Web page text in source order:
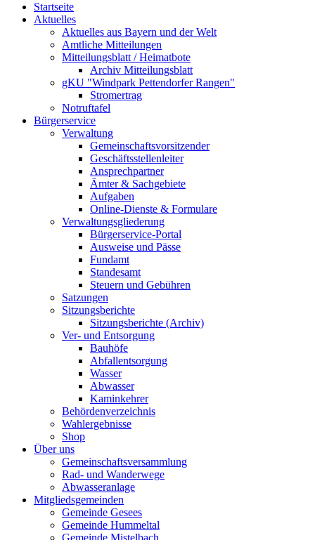
Startseite
Aktuelles
Aktuelles aus Bayern und der Welt
Amtliche Mitteilungen
Mitteilungsblatt / Heimatbote
Archiv Mitteilungsblatt
gKU "Windpark Pettendorfer Rangen"
Stromertrag
Notruftafel
Bürgerservice
Verwaltung
Gemeinschaftsvorsitzender
Geschäftsstellenleiter
Ansprechpartner
Ämter & Sachgebiete
Aufgaben
Online-Dienste & Formulare
Verwaltungsgliederung
Bürgerservice-Portal
Ausweise und Pässe
Fundamt
Standesamt
Steuern und Gebühren
Satzungen
Sitzungsberichte
Sitzungsberichte (Archiv)
Ver- und Entsorgung
Bauhöfe
Abfallentsorgung
Wasser
Abwasser
Kaminkehrer
Behördenverzeichnis
Wahlergebnisse
Shop
Über uns
Gemeinschaftsversammlung
Rad- und Wanderwege
Abwasseranlage
Mitgliedsgemeinden
Gemeinde Gesees
Gemeinde Hummeltal
Gemeinde Mistelbach